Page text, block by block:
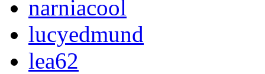
narniacool
lucyedmund
lea62